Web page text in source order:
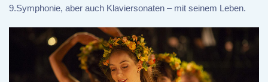
9.Symphonie, aber auch Klaviersonaten – mit seinem Leben.